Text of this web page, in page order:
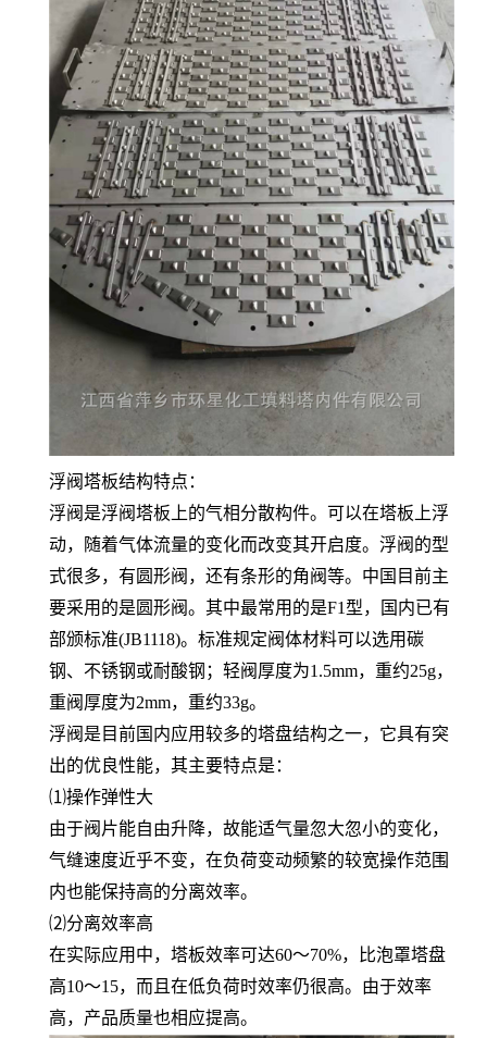
浮阀塔板结构特点：
浮阀是浮阀塔板上的气相分散构件。可以在塔板上浮
动，随着气体流量的变化而改变其开启度。浮阀的型
式很多，有圆形阀，还有条形的角阀等。中国目前主
要采用的是圆形阀。其中最常用的是F1型，国内已有
部颁标准(JB1118)。标准规定阀体材料可以选用碳
钢、不锈钢或耐酸钢；轻阀厚度为1.5mm，重约25g，
重阀厚度为2mm，重约33g。
浮阀是目前国内应用较多的塔盘结构之一，它具有突
出的优良性能，其主要特点是：
⑴操作弹性大
由于阀片能自由升降，故能适气量忽大忽小的变化，
气缝速度近乎不变，在负荷变动频繁的较宽操作范围
内也能保持高的分离效率。
⑵分离效率高
在实际应用中，塔板效率可达60～70%，比泡罩塔盘
高10～15，而且在低负荷时效率仍很高。由于效率
高，产品质量也相应提高。